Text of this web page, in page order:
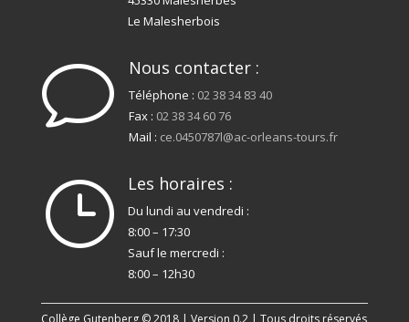
Le Malesherbois
v Nous contacter :
Téléphone : 02 38 34 83 40
Fax : 02 38 34 60 76
Mail : ce.0450787l@ac-orleans-tours.fr
} Les horaires :
Du lundi au vendredi :
8:00 – 17:30
Sauf le mercredi :
8:00 – 12h30
Collège Gutenberg © 2018 | Version 0.2 | Tous droits réservés